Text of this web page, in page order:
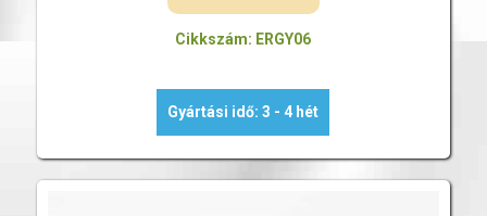
Cikkszám: ERGY06
Gyártási idő: 3 - 4 hét